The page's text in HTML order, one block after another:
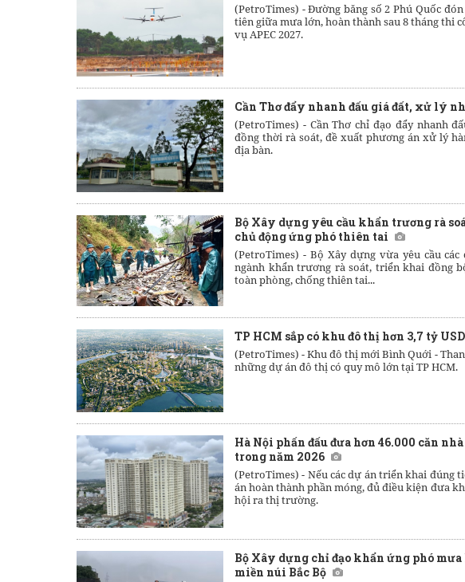
(PetroTimes) -Đường băng số 2 Phú Quốc
tiên giữa mưa lớn, hoàn thành sau 8 tháng thi
vụ APEC 2027.
Cần Thơ đẩy nhanh đấu giá đất, xử lý
(PetroTimes) - Cần Thơ chỉ đạo đẩy nhanh
đồng thời rà soát, đề xuất phương án xử lý
địa bàn.
Bộ Xây dựng yêu cầu khẩn trương rà
chủ động ứng phó thiên tai
(PetroTimes) - Bộ Xây dựng vừa yêu cầu
ngành khẩn trương rà soát, triển khai đồng
toàn phòng, chống thiên tai...
TP HCM sắp có khu đô thị hơn 3,7 tỷ USD
(PetroTimes) -Khu đô thị mới Bình Quới -
những dự án đô thị có quy mô lớn tại TP HCM.
Hà Nội phấn đấu đưa hơn 46.000 căn
trong năm 2026
(PetroTimes) - Nếu các dự án triển khai đúng
án hoàn thành phần móng, đủ điều kiện đưa
hội ra thị trường.
Bộ Xây dựng chỉ đạo khẩn ứng phó
miền núi Bắc Bộ